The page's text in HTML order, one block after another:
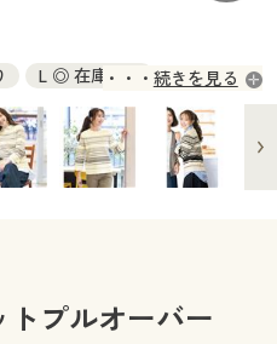
文
L ◎ 在庫あり
続きを見る
プルオーバー